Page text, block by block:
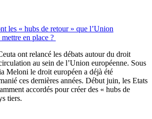
les « hubs de retour » que l’Union
en place ?
ont relancé les débats autour du droit
au sein de l’Union européenne. Sous
Meloni le droit européen a déjà été
ces dernières années. Début juin, les Etats
accordés pour créer des « hubs de
tiers.